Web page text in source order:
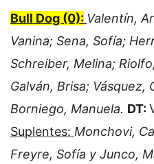
Bull Dog (0): Valentín,
Vanina; Sena, Sofía;
Schreiber, Melina;
Galván, Brisa; Vásquez,
Borniego, Manuela. DT:
Suplentes: Monchovi,
Freyre, Sofía y Junco,